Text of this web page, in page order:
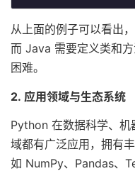
从上面的例子可以看出
而 Java 需要定义类和
困难。
2. 应用领域与生态系统
Python 在数据科学、机
域都有广泛应用，拥有
如 NumPy、Pandas、